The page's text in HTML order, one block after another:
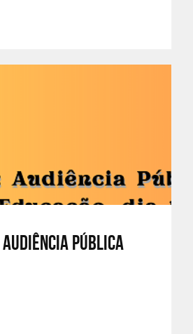
Pública